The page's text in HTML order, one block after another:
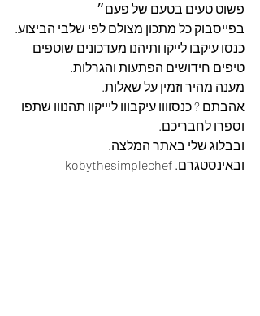
פשוט טעים בטעם של פעם״
בפייסבוק כל מתכון מצולם לפי שלבי הביצוע.
כנסו עיקבו לייקו ותיהנו מעדכונים שוטפים
טיפים חידושים הפתעות והגרלות.
מענה מהיר וזמין על שאלות.
אהבתם ? כנסוווו עיקבווו ליייקוו תהנווו שתפו
וספרו לחבריכם.
ובבלוג שלי באתר המלצה.
ובאינסטגרם. kobythesimplechef